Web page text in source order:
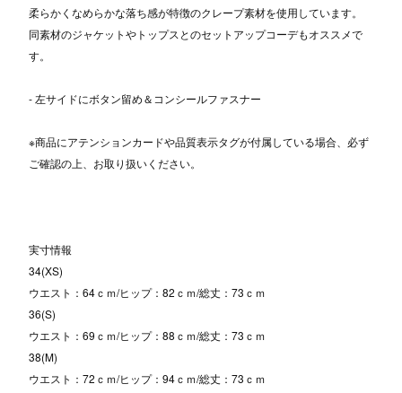
柔らかくなめらかな落ち感が特徴のクレープ素材を使用しています。
同素材のジャケットやトップスとのセットアップコーデもオススメで
す。
- 左サイドにボタン留め＆コンシールファスナー
※商品にアテンションカードや品質表示タグが付属している場合、必ず
ご確認の上、お取り扱いください。
実寸情報
34(XS)
ウエスト：64ｃｍ/ヒップ：82ｃｍ/総丈：73ｃｍ
36(S)
ウエスト：69ｃｍ/ヒップ：88ｃｍ/総丈：73ｃｍ
38(M)
ウエスト：72ｃｍ/ヒップ：94ｃｍ/総丈：73ｃｍ